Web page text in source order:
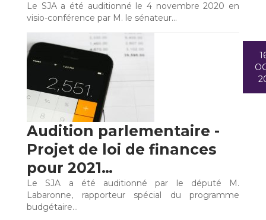
Le SJA a été auditionné le 4 novembre 2020 en
visio-conférence par M. le sénateur…
Audition parlementaire -
Projet de loi de finances
pour 2021…
Le SJA a été auditionné par le député M.
Labaronne, rapporteur spécial du programme
budgétaire…